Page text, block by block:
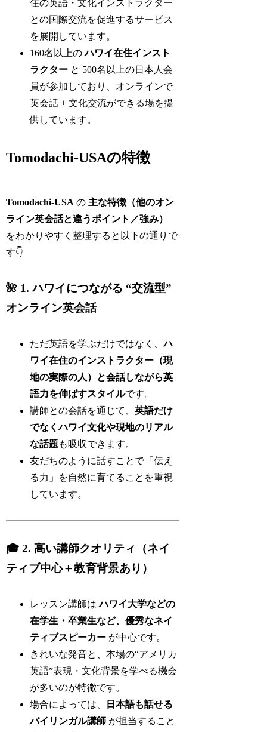
住の英語・文化インストラクター
との国際交流を促進するサービス
を展開しています。
160名以上のハワイ在住インスト
ラクター と 500名以上の日本人会
員が参加しており、オンラインで
英会話 + 文化交流ができる場を提
供しています。
Tomodachi-USAの特徴
Tomodachi‑USA の 主な特徴（他のオン
ライン英会話と違うポイント／強み）
をわかりやすく整理すると以下の通りで
す👇
🌺 1. ハワイにつながる “交流型”
オンライン英会話
ただ英語を学ぶだけではなく、ハ
ワイ在住のインストラクター（現
地の実際の人）と会話しながら英
語力を伸ばすスタイルです。
講師との会話を通じて、英語だけ
でなくハワイ文化や現地のリアル
な話題 も吸収できます。
友だちのように話すことで「伝え
る力」を自然に育てることを重視
しています。
🎓 2. 高い講師クオリティ（ネイ
ティブ中心＋教育背景あり）
レッスン講師はハワイ大学などの
在学生・卒業生など、優秀なネイ
ティブスピーカー が中心です。
きれいな発音と、本場の“アメリカ
英語”表現・文化背景を学べる機会
が多いのが特徴です。
場合によっては、
日本語も話せる
バイリンガル講師 が担当すること